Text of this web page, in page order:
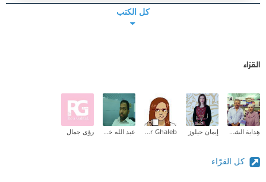
كل الكتب
القرّاء
إيمان حيلوز رؤى جمال
كل القرّاء